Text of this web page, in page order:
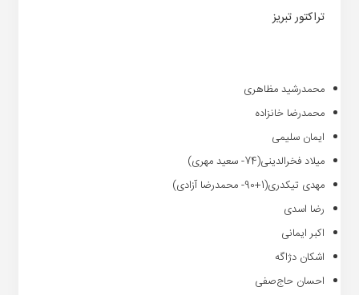
تراکتور تبریز
محمدرشید مظاهری
محمدرضا خانزاده
ایمان سلیمی
میلاد فخرالدینی(74- سعید مهری)
مهدی تیکدری(1+90- محمدرضا آزادی)
رضا اسدی
اکبر ایمانی
اشکان دژاگه
احسان حاج‌صفی